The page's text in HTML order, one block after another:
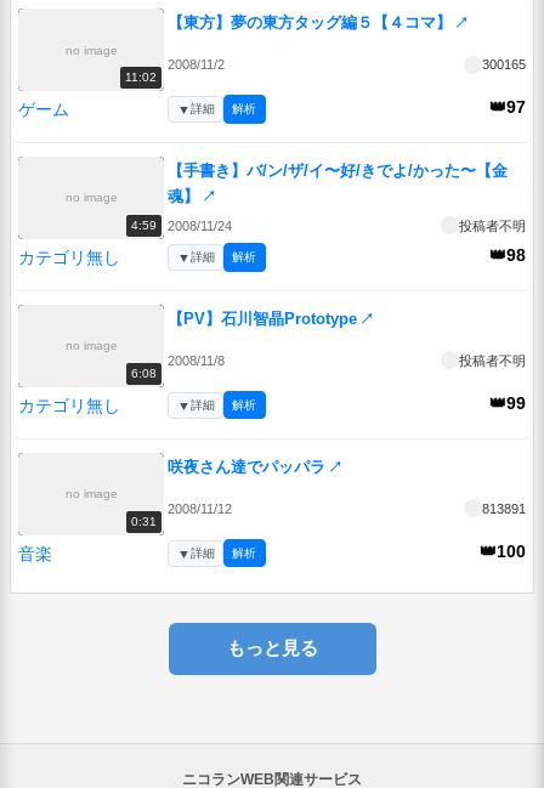
no image
11:02
【東方】夢の東方タッグ編５【４コマ】 ↗
2008/11/2 300165
ゲーム 👑97
▼詳細 解析
no image
4:59
【手書き】バ/ン/ザ/イ〜好/きでよ/かった〜【金
魂】
↗
2008/11/24 投稿者不明
カテゴリ無し 👑98
▼詳細 解析
no image
6:08
【PV】石川智晶Prototype ↗
2008/11/8 投稿者不明
カテゴリ無し 👑99
▼詳細 解析
no image
0:31
咲夜さん達でパッパラ ↗
2008/11/12 813891
音楽 👑100
▼詳細 解析
もっと見る
ニコランWEB関連サービス